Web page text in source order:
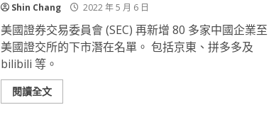
Shin Chang 2022 年 5 月 6 日
美國證券交易委員會 (SEC) 再新增 80 多家中國企業至
美國證交所的下市潛在名單。 包括京東、拼多多及
bilibili 等。
閱讀全文